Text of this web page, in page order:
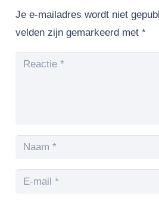
Je e-mailadres wordt niet
velden zijn gemarkeerd met *